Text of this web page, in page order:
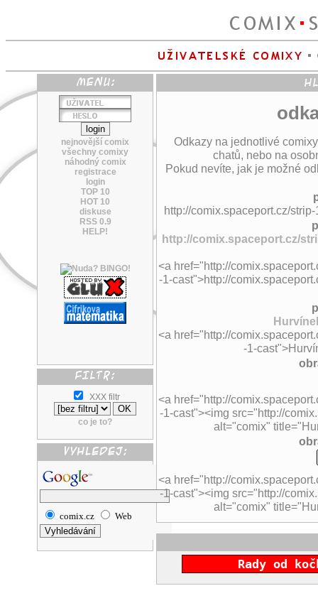
nejnovější comix
všechny comixy
náhodný comix
registrace
login
TOP 10
HOT 10
diskuse
RSS 0.9
HELP!
XXX filtr
co je to?
comix.cz Web
Odkazy na jednotlivé
chatů, nebo na
Pokud nevíte, jak je možné
http://comix.spaceport.cz/
http://comix.spaceport.cz/
<a href="http://
-1-cast">http://
<a href="http://
-1-
<a href="http://
-1-cast"><img src="http://
alt="comix"
<a href="http://
-1-cast"><img src="http://
alt="comix"
Rady od